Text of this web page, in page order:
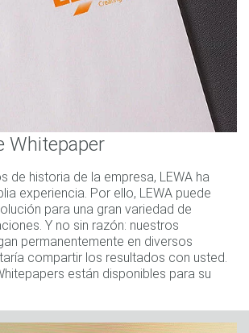
Whitepaper
de historia de la empresa, LEWA ha
experiencia. Por ello, LEWA puede
para una gran variedad de
Y no sin razón: nuestros
permanentemente en diversos
compartir los resultados con usted.
están disponibles para su